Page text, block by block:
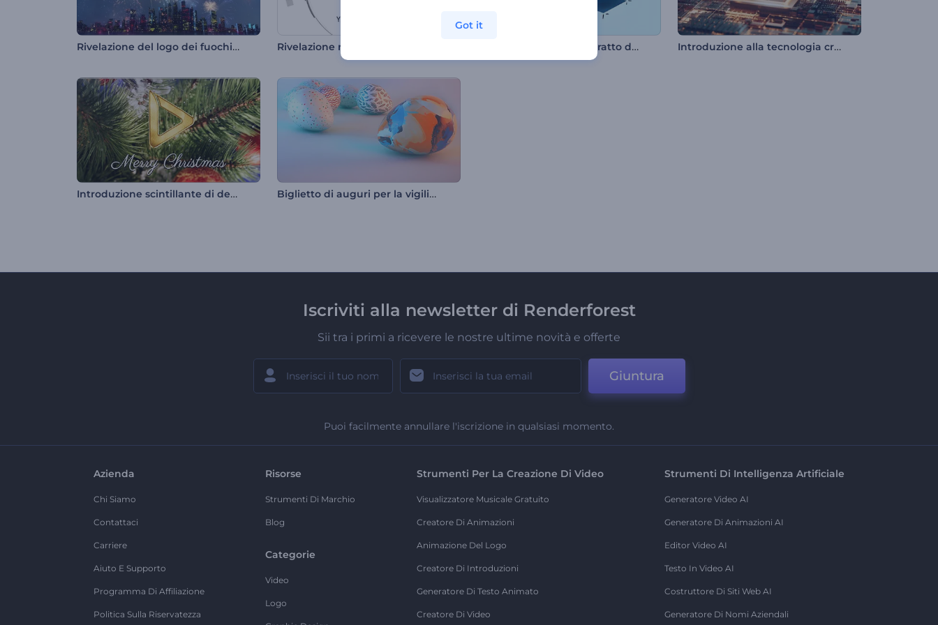
Rivelazione del logo dei fuochi d'artificio Rivelazione del logo astratto delle forme Introduzione alla tecnologia crittografica
Introduzione scintillante di decorazioni natalizie Biglietto di auguri per la vigilia di Pasqua
Iscriviti alla newsletter di Renderforest
Sii tra i primi a ricevere le nostre ultime novità e offerte
Giuntura
Puoi facilmente annullare l'iscrizione in qualsiasi momento.
Azienda
Chi Siamo
Contattaci
Carriere
Aiuto E Supporto
Programma Di Affiliazione
Politica Sulla Riservatezza
Risorse
Strumenti Di Marchio
Blog
Categorie
Video
Logo
Strumenti Per La Creazione Di Video
Visualizzatore Musicale Gratuito
Creatore Di Animazioni
Animazione Del Logo
Creatore Di Introduzioni
Generatore Di Testo Animato
Creatore Di Video
Strumenti Di Intelligenza Artificiale
Generatore Video AI
Generatore Di Animazioni AI
Editor Video AI
Testo In Video AI
Costruttore Di Siti Web AI
Generatore Di Nomi Aziendali
Got it